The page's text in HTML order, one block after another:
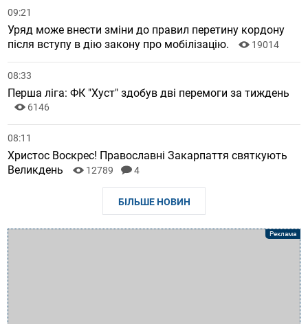
09:21
Уряд може внести зміни до правил перетину кордону
після вступу в дію закону про мобілізацію.
19014
08:33
Перша ліга: ФК "Хуст" здобув дві перемоги за тиждень
6146
08:11
Христос Воскрес! Православні Закарпаття святкують
Великдень
12789 4
БІЛЬШЕ НОВИН